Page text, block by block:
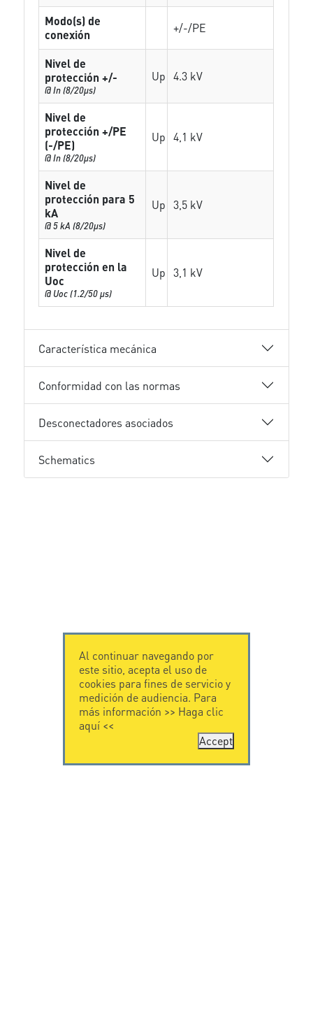
Modo(s) de
conexión
+/-/PE
Nivel de
protección +/-
@ In (8/20µs)
Up 4.3 kV
Nivel de
protección +/PE
(-/PE)
@ In (8/20µs)
Up 4,1 kV
Nivel de
protección para 5
kA
@ 5 kA (8/20µs)
Up 3,5 kV
Nivel de
protección en la
Uoc
@ Uoc (1.2/50 µs)
Up 3,1 kV
Característica mecánica
Conformidad con las normas
Desconectadores asociados
Schematics
Al continuar navegando por
este sitio, acepta el uso de
cookies para fines de servicio y
medición de audiencia. Para
más información >> Haga clic
aquí<<
Accept